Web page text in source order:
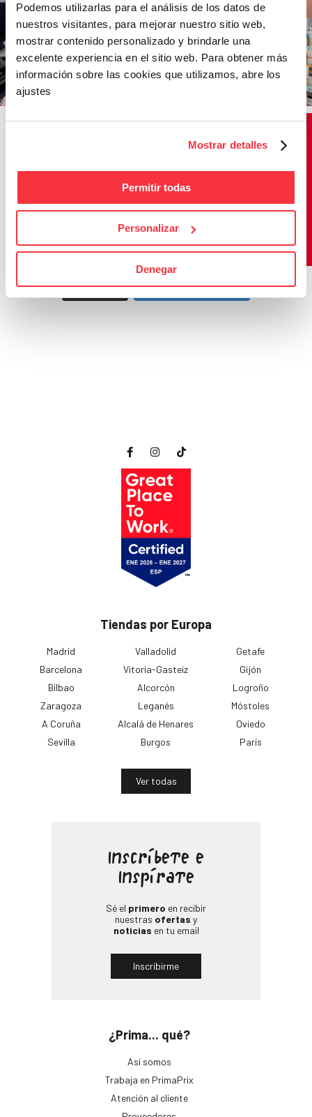
Podemos utilizarlas para el análisis de los datos de
nuestros visitantes, para mejorar nuestro sitio web,
mostrar contenido personalizado y brindarle una
excelente experiencia en el sitio web. Para obtener más
información sobre las cookies que utilizamos, abre los
ajustes
Mostrar detalles
Permitir todas
Personalizar
Denegar
Cargar más Seguir en Instagram
Tiendas por Europa
Madrid
Barcelona
Bilbao
Zaragoza
A Coruña
Sevilla
Valladolid
Vitoria-Gasteiz
Alcorcón
Leganés
Alcalá de Henares
Burgos
Getafe
Gijón
Logroño
Móstoles
Oviedo
París
Ver todas
¿Prima... qué?
Así somos
Trabaja en PrimaPrix
Atención al cliente
Inscríbete e
Inspírate
Sé el primero en recibir
nuestras ofertas y
noticias en tu email
Inscribirme